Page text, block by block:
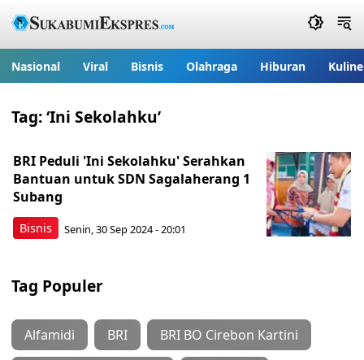
Nasional Viral Bisnis Olahraga Hiburan
Tag:‘Ini Sekolahku’
Bisnis
BRI Peduli 'Ini Sekolahku' Serahkan
Bantuan untuk SDN Sagalaherang 1
Subang
Senin, 30 Sep 2024 - 20:01
Tag Populer
Alfamidi BRI BRI BO Cirebon Kartini